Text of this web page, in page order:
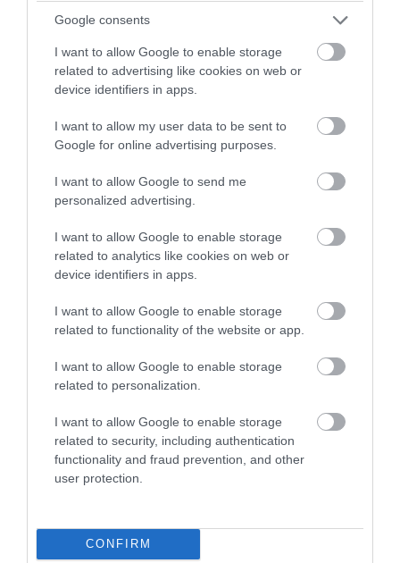
Google consents
I want to allow Google to enable storage
related to advertising like cookies on web or
device identifiers in apps.
I want to allow my user data to be sent to
Google for online advertising purposes.
I want to allow Google to send me
personalized advertising.
I want to allow Google to enable storage
related to analytics like cookies on web or
device identifiers in apps.
I want to allow Google to enable storage
related to functionality of the website or app.
I want to allow Google to enable storage
related to personalization.
I want to allow Google to enable storage
related to security, including authentication
functionality and fraud prevention, and other
user protection.
CONFIRM
Φωτιά στο Στεφάνι Κορινθίας – Μεγάλη
κινητοποίηση με 11 εναέρια μέσα
07.08.2026 | 18:36
PRONEWS.GR /ΕΣΩΤΕΡΙΚΗ ΑΣΦΑΛΕΙΑ
Σοκ στην Κρήτη: Ημίγυμνος τουρίστας
πλησιάζει γυναίκα σε επιχείρηση και
ζητά «τιμή» για ανήλικο κορίτσι! (βίντεο)
07.08.2026 | 18:35